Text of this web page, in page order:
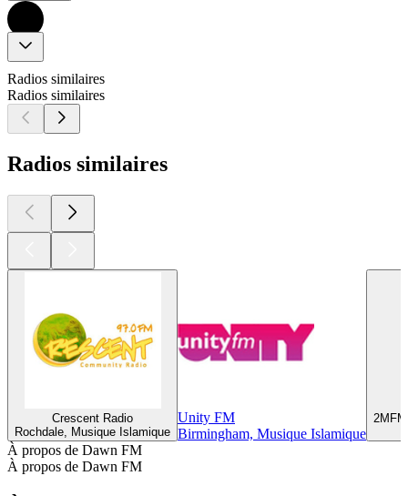
Radios similaires
Radios similaires
Radios similaires
Crescent Radio
Rochdale, Musique Islamique
Unity FM
Birmingham, Musique Islamique
À propos de Dawn FM
À propos de Dawn FM